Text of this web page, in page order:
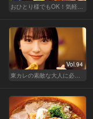
おひとり様でもOK！気軽に入りやすい東京の名店
Vol.94
東カレの素敵な大人に必要なこと